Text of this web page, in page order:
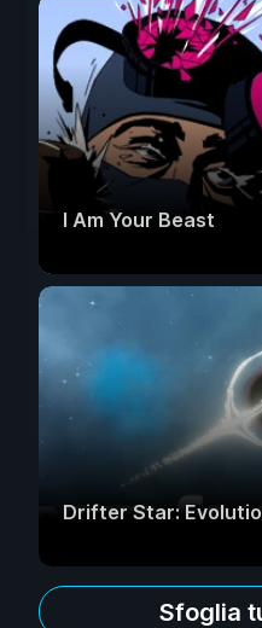
I Am Your Beast
Drifter Star:
Sfoglia